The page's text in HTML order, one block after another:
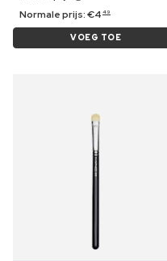
Normale prijs:€4 49
VOEG TOE